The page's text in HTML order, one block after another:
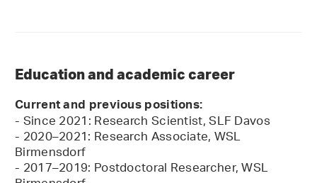
Education and academic career
Current and previous positions:
- Since 2021: Research Scientist, SLF Davos
- 2020–2021: Research Associate, WSL
Birmensdorf
- 2017–2019: Postdoctoral Researcher, WSL